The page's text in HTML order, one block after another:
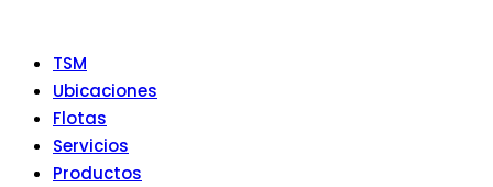
TSM
Ubicaciones
Flotas
Servicios
Productos